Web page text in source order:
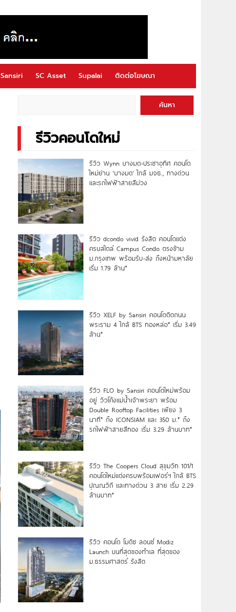
Sansiri SC Asset Supalai ติดต่อโฆษณา
ค้นหา
รีวิวคอนโดใหม่
รีวิว Wynn บางมด-ประชาอุทิศ คอนโด
ใหม่ย่าน ‘บางมด’ ใกล้ มจธ., ทางด่วน
และรถไฟฟ้าสายสีม่วง
รีวิว dcondo vivid รังสิต คอนโดแต่ง
ครบสไตล์ Campus Condo ตรงข้าม
ม.กรุงเทพ พร้อมรับ-ส่ง ถึงหน้ามหาลัย
เริ่ม 1.79 ล้าน*
รีวิว XELF by Sansiri คอนโดติดถนน
พระราม 4 ใกล้ BTS ทองหล่อ* เริ่ม 3.49
ล้าน*
รีวิว FLO by Sansiri คอนโดใหม่พร้อม
อยู่ วิวโค้งแม่น้ำเจ้าพระยา พร้อม
Double Rooftop Facilities เพียง 3
นาที* ถึง ICONSIAM และ 350 ม.* ถึง
รถไฟฟ้าสายสีทอง เริ่ม 3.29 ล้านบาท*
รีวิว The Coopers Cloud สุขุมวิท 101/1
คอนโดใหม่แต่งครบพร้อมเฟอร์ฯ ใกล้ BTS
ปุณณวิถี และทางด่วน 3 สาย เริ่ม 2.29
ล้านบาท*
รีวิว คอนโด โมดิซ ลอนซ์ Modiz
Launch บนที่สุดของทำเล ที่สุดของ
ม.ธรรมศาสตร์ รังสิต